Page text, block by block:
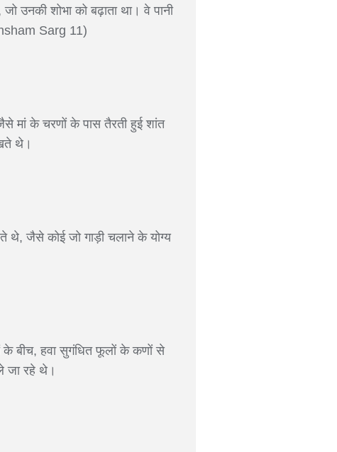
उनकी शोभा को बढ़ाता था। वे पानी
Sarg 11)
मां के चरणों के पास तैरती हुई शांत
थे।
थे, जैसे कोई जो गाड़ी चलाने के योग्य
के बीच, हवा सुगंधित फूलों के कणों से
जा रहे थे।